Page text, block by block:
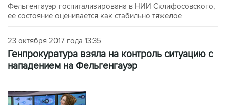
Фельгенгауэр госпитализирована в НИИ Склифосовского,
ее состояние оценивается как стабильно тяжелое
23 октября 2017 года 13:35
Генпрокуратура взяла на контроль ситуацию с
нападением на Фельгенгауэр